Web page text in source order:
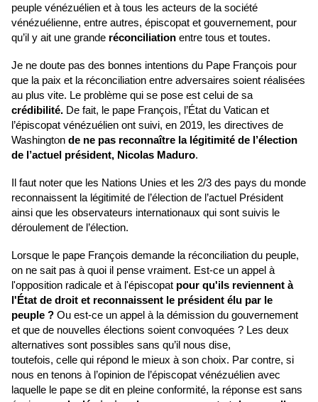
peuple vénézuélien et à tous les acteurs de la société
vénézuélienne, entre autres, épiscopat et gouvernement, pour
qu’il y ait une grande réconciliation entre tous et toutes.
Je ne doute pas des bonnes intentions du Pape François pour
que la paix et la réconciliation entre adversaires soient réalisées
au plus vite. Le problème qui se pose est celui de sa
crédibilité. De fait, le pape François, l’État du Vatican et
l’épiscopat vénézuélien ont suivi, en 2019, les directives de
Washington de ne pas reconnaître la légitimité de l’élection
de l’actuel président, Nicolas Maduro.
Il faut noter que les Nations Unies et les 2/3 des pays du monde
reconnaissent la légitimité de l’élection de l’actuel Président
ainsi que les observateurs internationaux qui sont suivis le
déroulement de l’élection.
Lorsque le pape François demande la réconciliation du peuple,
on ne sait pas à quoi il pense vraiment. Est-ce un appel à
l'opposition radicale et à l'épiscopat pour qu'ils reviennent à
l'État de droit et reconnaissent le président élu par le
peuple ? Ou est-ce un appel à la démission du gouvernement
et que de nouvelles élections soient convoquées ? Les deux
alternatives sont possibles sans qu’il nous dise,
toutefois, celle qui répond le mieux à son choix. Par contre, si
nous en tenons à l’opinion de l’épiscopat vénézuélien avec
laquelle le pape se dit en pleine conformité, la réponse est sans